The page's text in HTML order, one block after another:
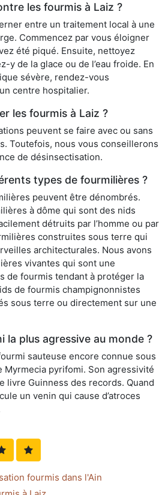
les fourmis à Laiz ?
entre un traitement local à une
Commencez par vous éloigner
été piqué. Ensuite, nettoyez
y de la glace ou de l’eau froide. En
sévère, rendez-vous
centre hospitalier.
les fourmis à Laiz ?
peuvent se faire avec ou sans
Toutefois, nous vous conseillerons
de désinsectisation.
types de fourmilières ?
peuvent être dénombrés.
à dôme qui sont des nids
détruits par l’homme ou par
construites sous terre qui
architecturales. Nous avons
vivantes qui sont une
de fourmis tendant à protéger la
de fourmis champignonnistes
sous terre ou directement sur une
la plus agressive au monde ?
sauteuse encore connue sous
Myrmecia pyrifomi. Son agressivité
livre Guinness des records. Quand
un venin qui cause d’atroces
fourmis dans l'Ain